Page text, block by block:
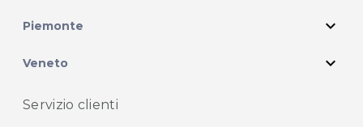
Piemonte expand_more
Veneto expand_more
Servizio clienti